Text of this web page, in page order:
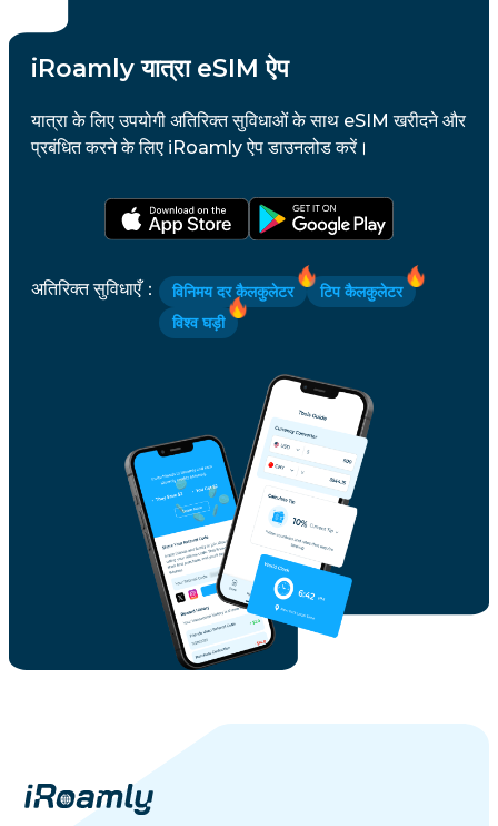
iRoamly यात्रा eSIM ऐप
यात्रा के लिए उपयोगी अतिरिक्त सुविधाओं के साथ eSIM खरीदने और
प्रबंधित करने के लिए iRoamly ऐप डाउनलोड करें।
अतिरिक्त सुविधाएँ： विनिमय दर कैलकुलेटर
टिप कैलकुलेटर
विश्व घड़ी